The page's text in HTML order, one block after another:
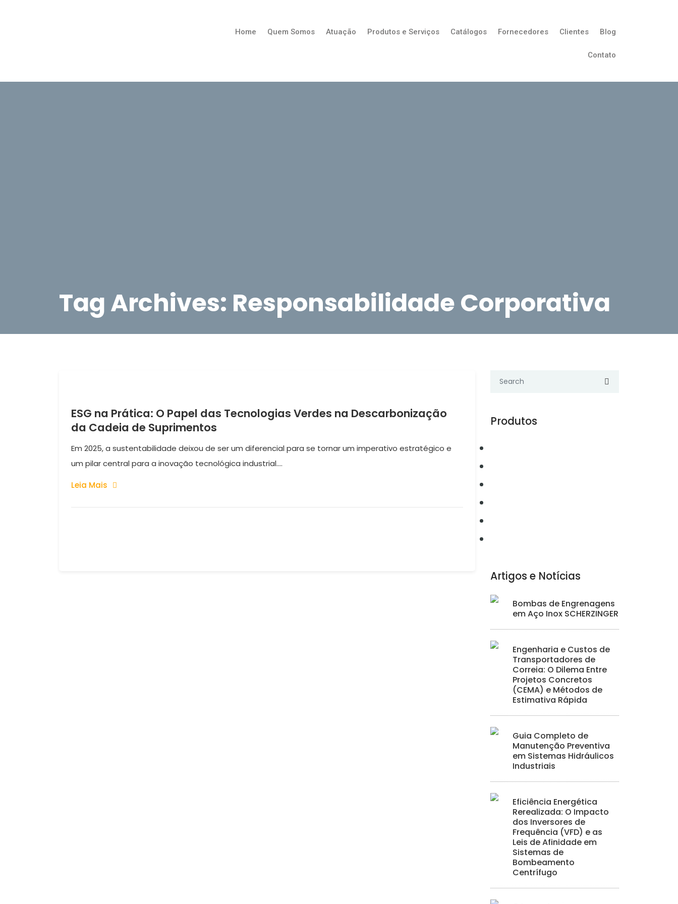
Home Quem Somos Atuação Produtos e Serviços Catálogos Fornecedores Clientes Blog
Contato
Tag Archives: Responsabilidade Corporativa
ESG na Prática: O Papel das Tecnologias Verdes na Descarbonização
da Cadeia de Suprimentos
Em 2025, a sustentabilidade deixou de ser um diferencial para se tornar um imperativo estratégico e
um pilar central para a inovação tecnológica industrial....
Leia Mais
Produtos
Artigos e Notícias
Bombas de Engrenagens
em Aço Inox SCHERZINGER
Engenharia e Custos de
Transportadores de
Correia: O Dilema Entre
Projetos Concretos
(CEMA) e Métodos de
Estimativa Rápida
Guia Completo de
Manutenção Preventiva
em Sistemas Hidráulicos
Industriais
Eficiência Energética
Rerealizada: O Impacto
dos Inversores de
Frequência (VFD) e as
Leis de Afinidade em
Sistemas de
Bombeamento
Centrífugo